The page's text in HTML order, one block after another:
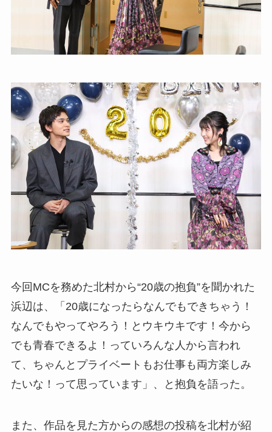
今回MCを務めた北村から“20歳の抱負”を聞かれた
浜辺は、「20歳になったらなんでもできちゃう！
なんでもやってやろう！とウキウキです！今から
でも青春できるよ！っていろんな人から言われ
て、ちゃんとプライベートもお仕事も両方楽しみ
たいな！って思っています」、と抱負を語った。
また、作品を見た方からの感想の投稿を北村が紹